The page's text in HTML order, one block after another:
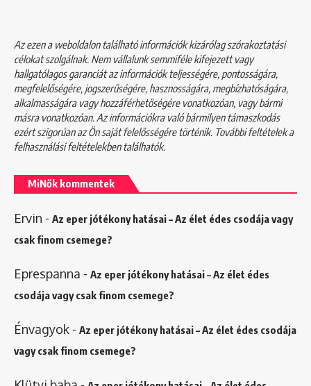
Az ezen a weboldalon található információk kizárólag szórakoztatási
célokat szolgálnak. Nem vállalunk semmiféle kifejezett vagy
hallgatólagos garanciát az információk teljességére, pontosságára,
megfelelőségére, jogszerűségére, hasznosságára, megbízhatóságára,
alkalmasságára vagy hozzáférhetőségére vonatkozóan, vagy bármi
másra vonatkozóan. Az információkra való bármilyen támaszkodás
ezért szigorúan az Ön saját felelősségére történik. További feltételek a
felhasználási feltételekbentalálhatók.
MiNők kommentek
Ervin - Az eper jótékony hatásai – Az élet édes csodája vagy
csak finom csemege?
Eprespanna - Az eper jótékony hatásai – Az élet édes
csodája vagy csak finom csemege?
Énvagyok - Az eper jótékony hatásai – Az élet édes csodája
vagy csak finom csemege?